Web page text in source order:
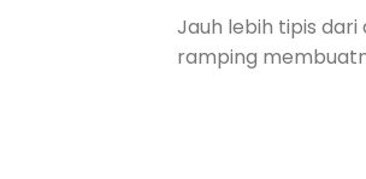
Jauh lebih tipis
ramping